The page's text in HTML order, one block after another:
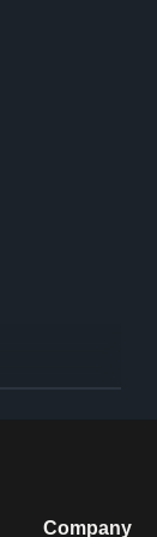
Company